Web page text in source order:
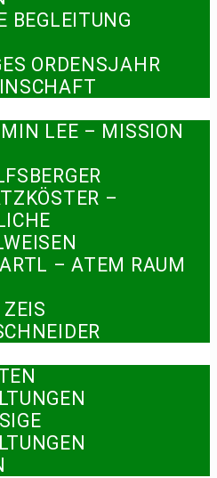
BEGLEITUNG
ORDENSJAHR
LEE – MISSION
–
– ATEM RAUM
V